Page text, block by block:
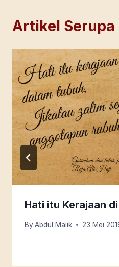
Artikel Serupa
Hati itu Kerajaan
By Abdul Malik 23 Mei